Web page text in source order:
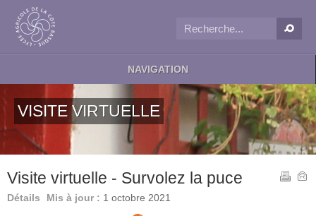
NAVIGATION
VISITE VIRTUELLE
Visite virtuelle - Survolez la puce
Détails Mis à jour : 1 octobre 2021